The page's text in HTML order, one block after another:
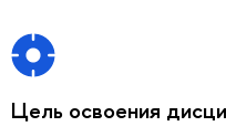
Цель освоения